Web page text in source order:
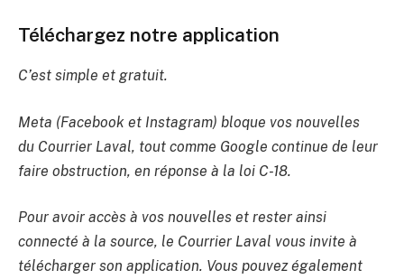
Téléchargez notre application
C’est simple et gratuit.
Meta (Facebook et Instagram) bloque vos nouvelles
du Courrier Laval, tout comme Google continue de leur
faire obstruction, en réponse à la loi C-18.
Pour avoir accès à vos nouvelles et rester ainsi
connecté à la source, le Courrier Laval vous invite à
télécharger son application. Vous pouvez également